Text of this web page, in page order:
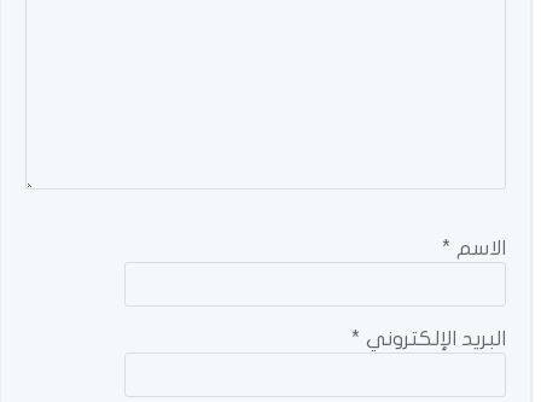
الاسم *
البريد الإلكتروني *